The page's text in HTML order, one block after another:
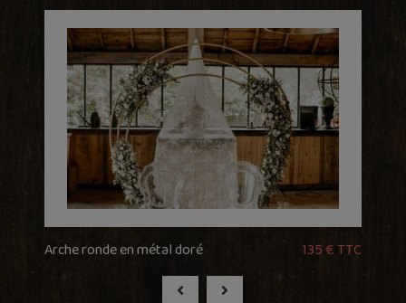
Arche ronde en métal doré 135 € TTC